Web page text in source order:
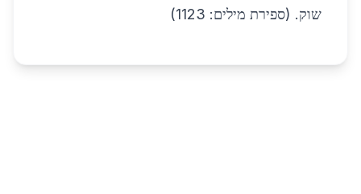
שוק. (ספירת מילים: 1123)